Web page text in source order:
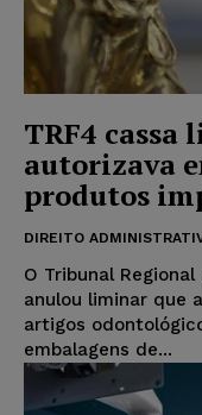
TRF4
autorizava
produtos
DIREITO
O Tribunal
anulou liminar que
artigos
embalagens de...